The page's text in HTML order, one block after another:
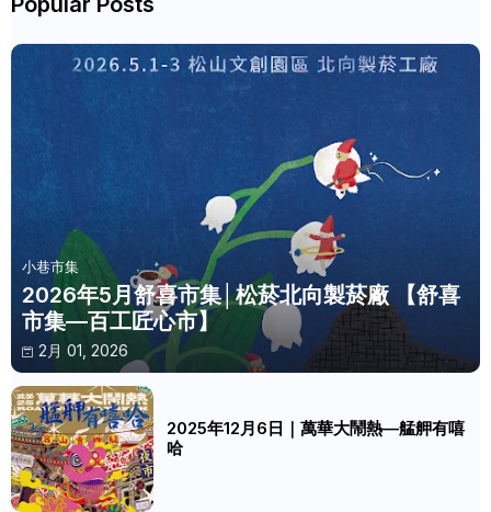
小巷市集
2026年5月舒喜市集│松菸北向製菸廠 【舒喜
市集—百工匠心市】
2月 01, 2026
2025年12月6日｜萬華大鬧熱—艋舺有嘻
哈